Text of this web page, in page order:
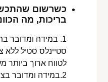
כשרשום
בריכות, מה
1. במידה ומדובר
סטיינלס סטיל ללא
לטווח ארוך ביותר
2.במידה ומדובר